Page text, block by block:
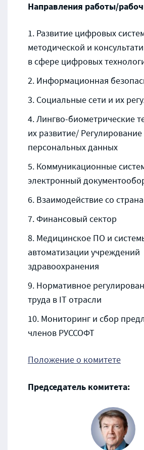
Направления работы/
Развитие цифровых
методической и
в сфере цифровых
Информационная
Социальные сети и их
Лингво-биометрические
их развитие/
персональных данных
Коммуникационные
электронный
Взаимодействие со
Финансовый сектор
Медицинское ПО и
автоматизации учреждений
здравоохранения
Нормативное
труда в IT отрасли
Мониторинг и сбор
членов РУССОФТ
Положение о комитете
Председатель комитета: